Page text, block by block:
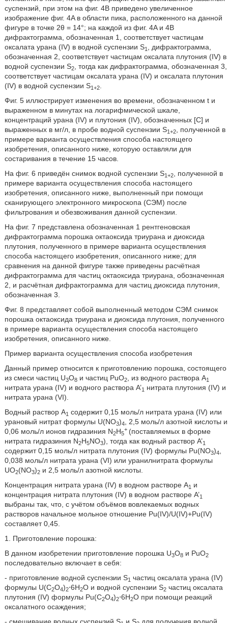
суспензий, при этом на фиг. 4B приведено увеличенное
изображение фиг. 4A в области пика, расположенного на данной
фигуре в точке 2θ = 14°; на каждой из фиг. 4A и 4B
дифрактограмма, обозначенная 1, соответствует частицам
оксалата урана (IV) в водной суспензии S1
, дифрактограмма,
обозначенная 2, соответствует частицам оксалата плутония (IV) в
водной суспензии S2, тогда как дифрактограмма, обозначенная 3,
соответствует частицам оксалата урана (IV) и оксалата плутония
(IV) в водной суспензии S1+2.
Фиг. 5 иллюстрирует изменения во времени, обозначенном t и
выраженном в минутах на логарифмической шкале,
концентраций урана (IV) и плутония (IV), обозначенных [C] и
выраженных в мг/л, в пробе водной суспензии S1+2, полученной в
примере варианта осуществления способа настоящего
изобретения, описанного ниже, которую оставляли для
состаривания в течение 15 часов.
На фиг. 6 приведён снимок водной суспензии S1+2, полученной в
примере варианта осуществления способа настоящего
изобретения, описанного ниже, выполненный при помощи
сканирующего электронного микроскопа (СЭМ) после
фильтрования и обезвоживания данной суспензии.
На фиг. 7 представлена обозначенная 1 рентгеновская
дифрактограмма порошка октаоксида триурана и диоксида
плутония, полученного в примере варианта осуществления
способа настоящего изобретения, описанного ниже; для
сравнения на данной фигуре также приведены расчётная
дифрактограмма для частиц октаоксида триурана, обозначенная
2, и расчётная дифрактограмма для частиц диоксида плутония,
обозначенная 3.
Фиг. 8 представляет собой выполненный методом СЭМ снимок
порошка октаоксида триурана и диоксида плутония, полученного
в примере варианта осуществления способа настоящего
изобретения, описанного ниже.
Пример варианта осуществления способа изобретения
Данный пример относится к приготовлению порошка, состоящего
из смеси частиц U3O8и частиц PuO2, из водного раствора A1
нитрата урана (IV) и водного раствора A’1 нитрата плутония (IV) и
нитрата урана (VI).
Водный раствор A1 содержит 0,15 моль/л нитрата урана (IV) или
урановый нитрат формулы U(NO3)4
, 2,5 моль/л азотной кислоты и
0,06 моль/л ионов гидразиния N2H5
+ (поставляемых в форме
нитрата гидразиния N2H5NO3), тогда как водный раствор A’1
содержит 0,15 моль/л нитрата плутония (IV) формулы Pu(NO3)4
0,038 моль/л нитрата урана (VI) или уранилнитрата формулы
UO2(NO3)2и 2,5 моль/л азотной кислоты.
Концентрация нитрата урана (IV) в водном растворе A1 и
концентрация нитрата плутония (IV) в водном растворе A’1
выбраны так, что, с учётом объёмов вовлекаемых водных
растворов начальное мольное отношение Pu(IV)/U(IV)+Pu(IV)
составляет 0,45.
1. Приготовление порошка:
В данном изобретении приготовление порошка U3O8и PuO2
последовательно включает в себя:
- приготовление водной суспензии S1 частиц оксалата урана (IV)
формулы U(C2O4)2⋅6H2O и водной суспензии S2частиц оксалата
плутония (IV) формулы Pu(C2O4)2⋅6H2O при помощи реакций
оксалатного осаждения;